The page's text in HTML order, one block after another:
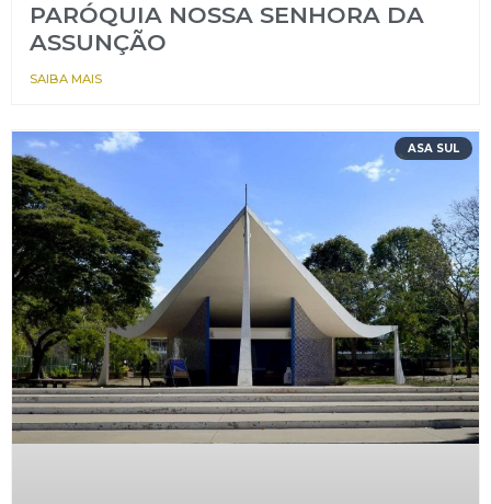
PARÓQUIA NOSSA SENHORA DA
ASSUNÇÃO
SAIBA MAIS
ASA SUL